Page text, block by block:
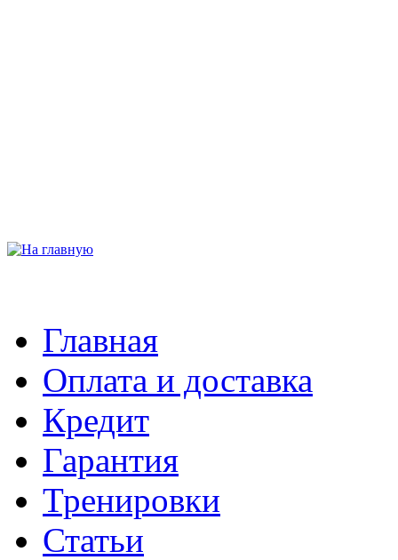
Главная
Оплата и доставка
Кредит
Гарантия
Тренировки
Статьи